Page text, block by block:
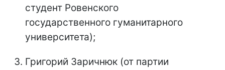
студент Ровенского
государственного гуманитарного
университета);
Григорий Заричнюк (от партии